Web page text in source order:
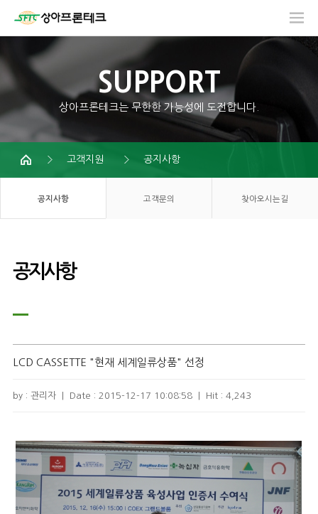
SUPPORT
상아프론테크는 무한한 가능성에 도전합니다.
고객지원 공지사항
공지사항 고객문의 찾아오시는길
공지사항
LCD CASSETTE "현재 세계일류상품" 선정
by : 관리자 Date : 2015-12-17 10:08:58| Hit : 4,243